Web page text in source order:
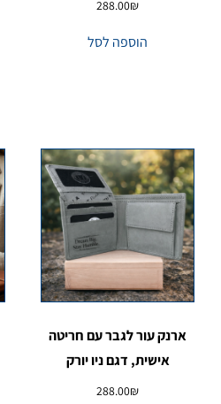
288.00₪
הוספה לסל
ארנק עור לגבר עם חריטה
אישית, דגם ניו יורק
288.00₪